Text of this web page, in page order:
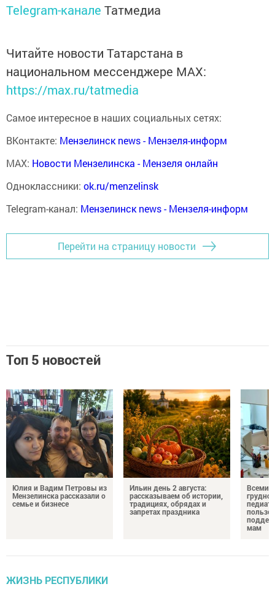
Telegram-канале Татмедиа
Читайте новости Татарстана в
национальном мессенджере MАХ:
https://max.ru/tatmedia
Самое интересное в наших социальных сетях:
ВКонтакте: Мензелинск news - Мензеля-информ
MAX: Новости Мензелинска - Мензеля онлайн
Одноклассники: ok.ru/menzelinsk
Telegram-канал: Мензелинск news - Мензеля-информ
Перейти на страницу новости
Топ 5 новостей
Юлия и Вадим Петровы из
Мензелинска рассказали о
семье и бизнесе
Ильин день 2 августа:
рассказываем об истории,
традициях, обрядах и
запретах праздника
пользе
мам
ЖИЗНЬ РЕСПУБЛИКИ